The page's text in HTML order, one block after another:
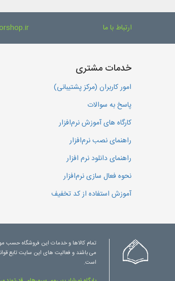
ارتباط با ما
خدمات مشتری
امور کاربران (مرکز پشتیبانی)
پاسخ به سوالات
کارگاه های آموزش نرم‌افزار
راهنمای نصب نرم‌افزار
راهنمای دانلود نرم افزار
نحوه فعال سازی نرم‌افزار
آموزش استفاده از کد تخفیف
تمام کالاها و خدمات این فروشگاه حسب
می باشند و فعالیت های این سایت تابع
است.